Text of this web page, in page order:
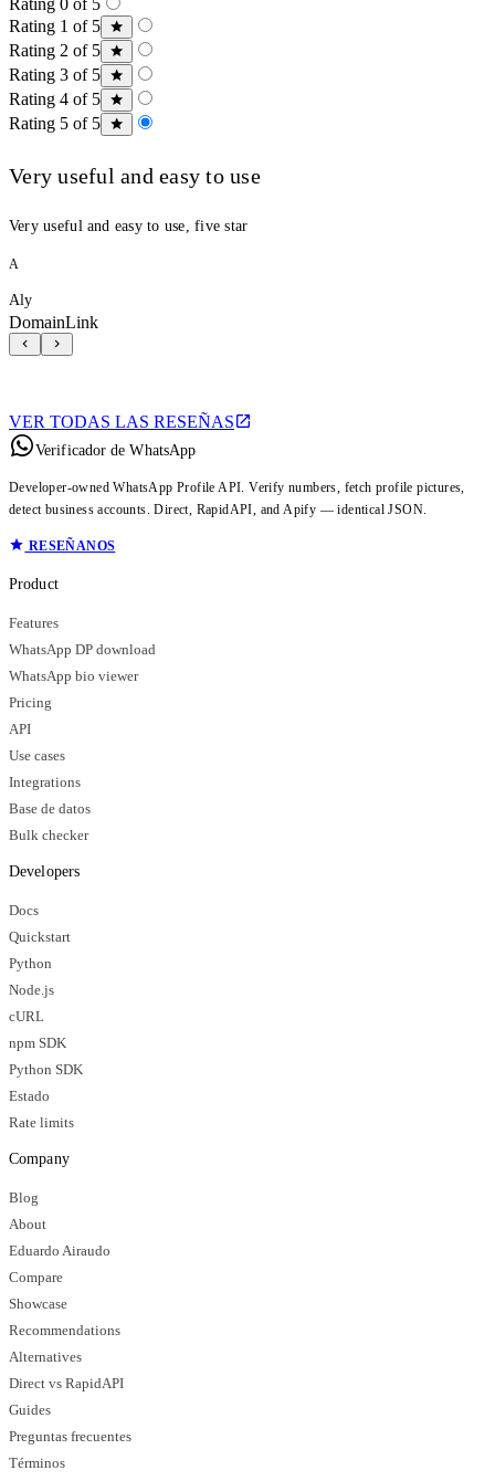
Rating 1 of 5
Rating 2 of 5
Rating 3 of 5
Rating 4 of 5
Rating 5 of 5
Very useful and easy to use
Very useful and easy to use, five star
A
Aly
DomainLink
VER TODAS LAS RESEÑAS
Verificador de WhatsApp
Developer-owned WhatsApp Profile API. Verify numbers, fetch profile pictures,
detect business accounts. Direct, RapidAPI, and Apify — identical JSON.
RESEÑANOS
Product
Features
WhatsApp DP download
WhatsApp bio viewer
Pricing
API
Use cases
Integrations
Base de datos
Bulk checker
Developers
Docs
Quickstart
Python
Node.js
cURL
npm SDK
Python SDK
Estado
Rate limits
Company
Blog
About
Eduardo Airaudo
Compare
Showcase
Recommendations
Alternatives
Direct vs RapidAPI
Guides
Preguntas frecuentes
Términos